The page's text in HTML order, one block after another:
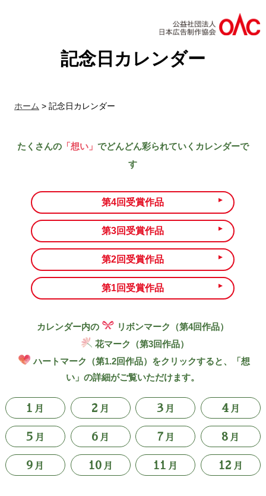
記念日カレンダー
ホーム > 記念日カレンダー
たくさんの「想い」 でどんどん彩られていくカレンダーで
す
第4回受賞作品
第3回受賞作品
第2回受賞作品
第1回受賞作品
カレンダー内の
リボンマーク（第4回作品）
花マーク（第3回作品）
ハートマーク（第1.2回作品） をクリックすると、「想
い」の詳細がご覧いただけます。
1 月 2 月 3 月 4 月
5 月 6 月 7 月 8 月
9 月 10 月 11 月 12 月